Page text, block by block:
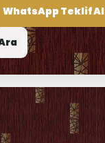
WhatsApp Teklif Al